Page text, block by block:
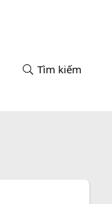
Tìm kiếm